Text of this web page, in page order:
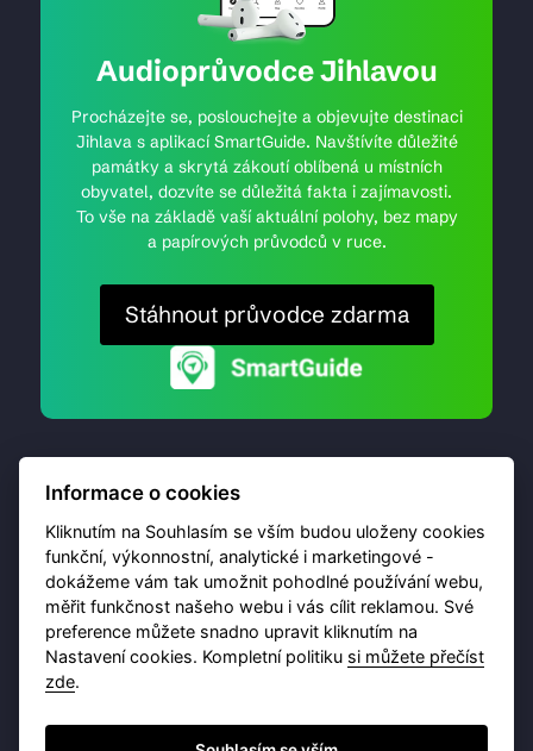
Audioprůvodce Jihlavou
Procházejte se, poslouchejte a objevujte destinaci
Jihlava s aplikací SmartGuide. Navštívíte důležité
památky a skrytá zákoutí oblíbená u místních
obyvatel, dozvíte se důležitá fakta i zajímavosti.
To vše na základě vaší aktuální polohy, bez mapy
a papírových průvodců v ruce.
Stáhnout průvodce zdarma
© 2026 Destinační portál provozujeBrána Jihlavy,
příspěvková organizace. Všechna práva vyhrazena.
Ochrana osobních údajů
Informace o cookies
Kliknutím na Souhlasím se vším budou uloženy cookies
funkční, výkonnostní, analytické i marketingové -
dokážeme vám tak umožnit pohodlné používání webu,
měřit funkčnost našeho webu i vás cílit reklamou. Své
preference můžete snadno upravit kliknutím na
Nastavení cookies. Kompletní politiku si můžete přečíst
zde.